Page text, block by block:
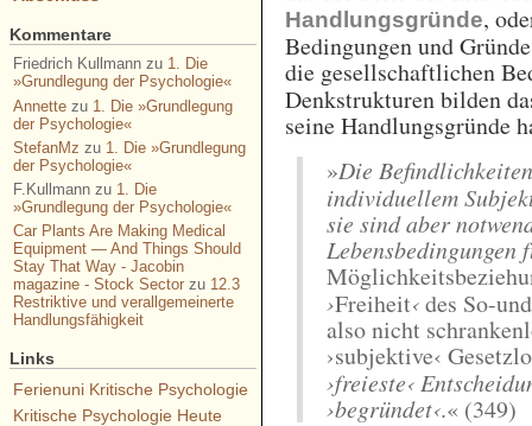
Handlungsgründe,
Bedingungen und
die gesellschaftlichen
Denkstrukturen bilden
seine Handlungsgründe
»Die
individuellem
sie sind aber
Lebensbedingungen
›Freiheit‹des So-
also nicht
›subjektive‹
›freieste‹
›begründet‹.« (349)
Kommentare
Friedrich Kullmannzu 1. Die
»Grundlegung der Psychologie«
Annettezu 1. Die »Grundlegung
der Psychologie«
StefanMz zu 1. Die »Grundlegung
der Psychologie«
F.Kullmannzu 1. Die
»Grundlegung der Psychologie«
Car Plants Are Making Medical
Equipment — And Things Should
Stay That Way - Jacobin
magazine - Stock Sectorzu 12.3
Restriktive und verallgemeinerte
Handlungsfähigkeit
Links
Ferienuni Kritische Psychologie
Kritische Psychologie Heute